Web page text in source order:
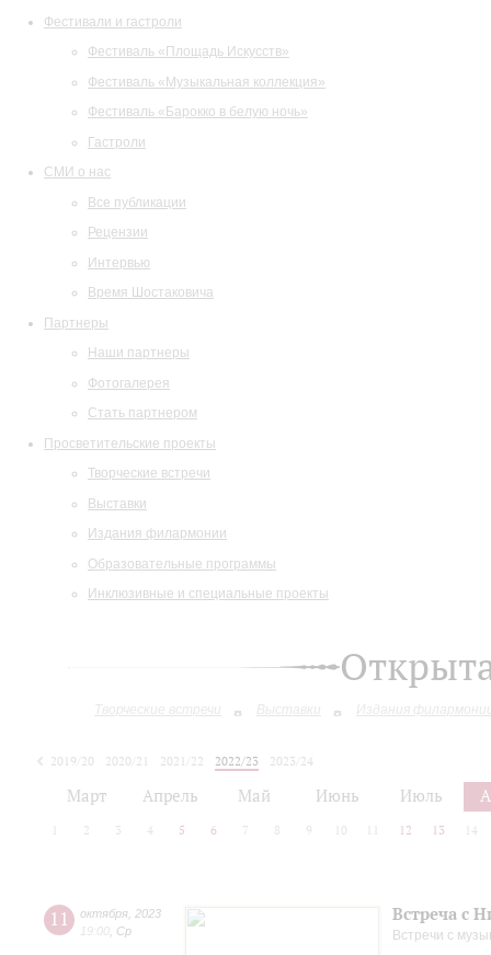
Фестивали и гастроли
Фестиваль «Площадь Искусств»
Фестиваль «Музыкальная коллекция»
Фестиваль «Барокко в белую ночь»
Гастроли
СМИ о нас
Все публикации
Рецензии
Интервью
Время Шостаковича
Партнеры
Наши партнеры
Фотогалерея
Стать партнером
Просветительские проекты
Творческие встречи
Выставки
Издания филармонии
Образовательные программы
Инклюзивные и специальные проекты
Творческие встречи Выставки Издания
2019/20 2020/21 2021/22 2022/23
2023/24
Март Апрель Май Июнь Июль
2 3 4 5 6 7 8 9 10 12 13 14
11 октября 2023
19:00 Ср
Встреча с
Встречи с